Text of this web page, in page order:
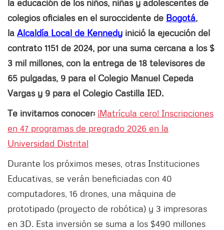
la educación de los niños, niñas y adolescentes de
colegios oficiales en el suroccidente de Bogotá,
la Alcaldía Local de Kennedy inició la ejecución del
contrato 1151 de 2024, por una suma cercana a los $
3 mil millones, con la entrega de 18 televisores de
65 pulgadas, 9 para el Colegio Manuel Cepeda
Vargas y 9 para el Colegio Castilla IED.
Te invitamos conocer: ¡Matrícula cero! Inscripciones
en 47 programas de pregrado 2026 en la
Universidad Distrital
Durante los próximos meses, otras Instituciones
Educativas, se verán beneficiadas con 40
computadores, 16 drones, una máquina de
prototipado (proyecto de robótica) y 3 impresoras
en 3D. Esta inversión se suma a los $490 millones